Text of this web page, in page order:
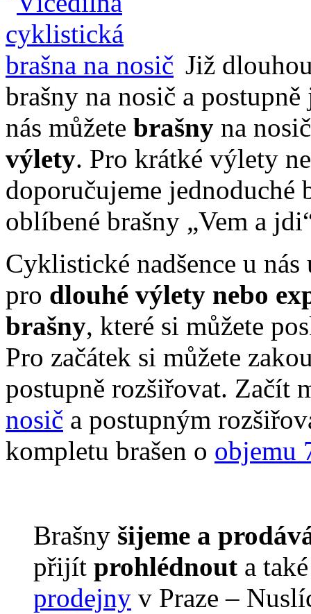
Již
brašny na nosič a
nás můžete brašny na
výlety. Pro krátké výlety
doporučujeme jednoduché
oblíbené brašny „Vem a
Cyklistické nadšence u
pro dlouhé výlety nebo
brašny, které si můžete
Pro začátek si můžete
postupně rozšiřovat. Začít
nosič a postupným
kompletu brašen o objemu
Brašny šijeme a
přijít prohlédnout a
prodejny v Praze –